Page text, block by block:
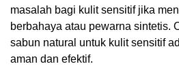
masalah bagi kulit sensitif jika
berbahaya atau pewarna sintetis.
sabun natural untuk kulit sensitif
aman dan efektif.